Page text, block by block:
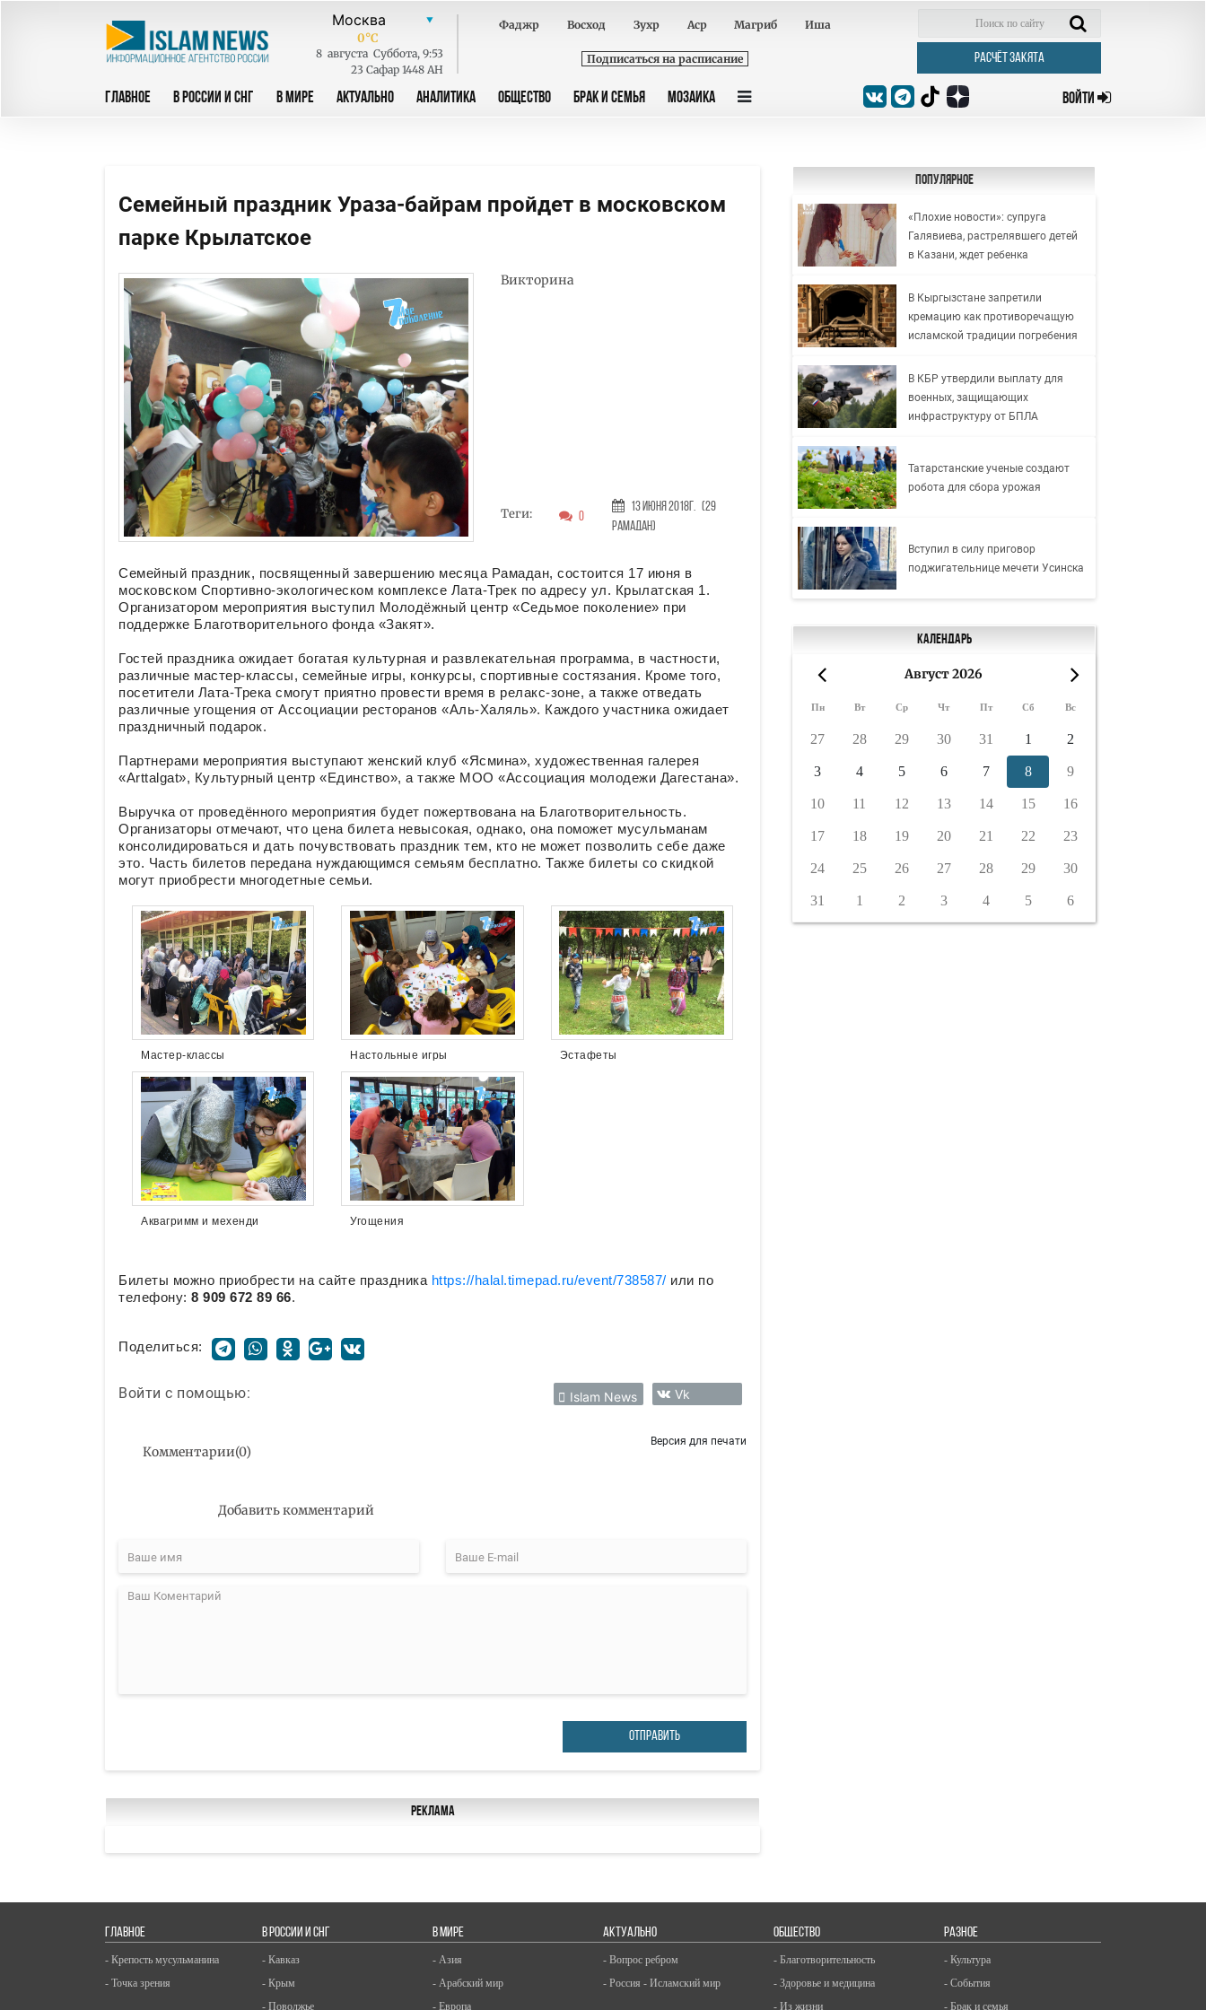
0°C
8 августа Суббота, 9:53
23 Сафар 1448 AH
Фаджр Восход Зухр Аср Магриб Иша
Подписаться на расписание РАСЧЁТ ЗАКЯТА
ГЛАВНОЕ В РОССИИ И СНГ В МИРЕ АКТУАЛЬНО АНАЛИТИКА ОБЩЕСТВО БРАК И СЕМЬЯ МОЗАИКА ВОЙТИ
Семейный праздник Ураза-байрам пройдет в московском
парке Крылатское
Викторина
Теги: 0
13 Июня 2018г. (29
Рамадан)
Семейный праздник, посвященный завершению месяца Рамадан, состоится 17 июня в
московском Спортивно-экологическом комплексе Лата-Трек по адресу ул. Крылатская 1.
Организатором мероприятия выступил Молодёжный центр «Седьмое поколение» при
поддержке Благотворительного фонда «Закят».
Гостей праздника ожидает богатая культурная и развлекательная программа, в частности,
различные мастер-классы, семейные игры, конкурсы, спортивные состязания. Кроме того,
посетители Лата-Трека смогут приятно провести время в релакс-зоне, а также отведать
различные угощения от Ассоциации ресторанов «Аль-Халяль». Каждого участника ожидает
праздничный подарок.
Партнерами мероприятия выступают женский клуб «Ясмина», художественная галерея
«Arttalgat», Культурный центр «Единство», а также МОО «Ассоциация молодежи Дагестана».
Выручка от проведённого мероприятия будет пожертвована на Благотворительность.
Организаторы отмечают, что цена билета невысокая, однако, она поможет мусульманам
консолидироваться и дать почувствовать праздник тем, кто не может позволить себе даже
это. Часть билетов передана нуждающимся семьям бесплатно. Также билеты со скидкой
могут приобрести многодетные семьи.
Мастер-классы Настольные игры Эстафеты
Аквагримм и мехенди Угощения
Билеты можно приобрести на сайте праздника https://halal.timepad.ru/event/738587/ или по
телефону: 8 909 672 89 66.
Поделиться:
Войти с помощью: Islam News Vk
Комментарии(0)
Версия для печати
Добавить комментарий
ОТПРАВИТЬ
Реклама
Популярное
«Плохие новости»: супруга
Галявиева, растрелявшего детей
в Казани, ждет ребенка
В Кыргызстане запретили
кремацию как противоречащую
исламской традиции погребения
В КБР утвердили выплату для
военных, защищающих
инфраструктуру от БПЛА
Татарстанские ученые создают
робота для сбора урожая
Вступил в силу приговор
поджигательнице мечети Усинска
Календарь
Август 2026
Пн Вт Ср Чт Пт Сб Вс
27 28 29 30 31 1 2
3 4 5 6 7 8 9
10 11 12 13 14 15 16
17 18 19 20 21 22 23
24 25 26 27 28 29 30
31 1 2 3 4 5 6
ГЛАВНОЕ
- Крепость мусульманина
- Точка зрения
В РОССИИ И СНГ
- Кавказ
- Крым
- Поволжье
В МИРЕ
- Азия
- Арабский мир
- Европа
АКТУАЛЬНО
- Вопрос ребром
- Россия - Исламский мир
ОБЩЕСТВО
- Благотворительность
- Здоровье и медицина
- Из жизни
РАЗНОЕ
- Культура
- События
- Брак и семья